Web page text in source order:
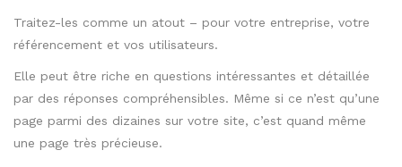
Traitez-les comme un atout – pour votre entreprise, votre
référencement et vos utilisateurs.
Elle peut être riche en questions intéressantes et détaillée
par des réponses compréhensibles. Même si ce n’est qu’une
page parmi des dizaines sur votre site, c’est quand même
une page très précieuse.